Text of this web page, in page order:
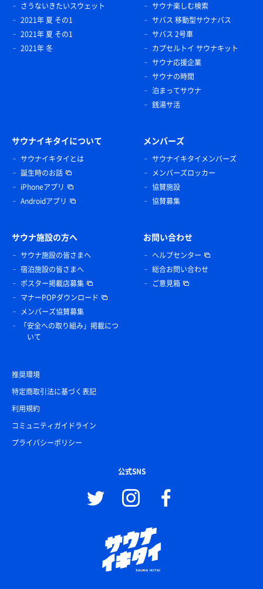
さうないきたいスウェット
2021年 夏 その1
2021年 夏 その1
2021年 冬
サウナ楽しむ検索
サバス 移動型サウナバス
サバス 2号車
カプセルトイ サウナキット
サウナ応援企業
サウナの時間
泊まってサウナ
銭湯サ活
サウナイキタイについて
サウナイキタイとは
誕生時のお話
iPhoneアプリ
Androidアプリ
メンバーズ
サウナイキタイメンバーズ
メンバーズロッカー
協賛施設
協賛募集
サウナ施設の方へ
サウナ施設の皆さまへ
宿泊施設の皆さまへ
ポスター掲載店募集
マナーPOPダウンロード
メンバーズ協賛募集
「安全への取り組み」掲載につ
いて
お問い合わせ
ヘルプセンター
総合お問い合わせ
ご意見箱
推奨環境
特定商取引法に基づく表記
利用規約
コミュニティガイドライン
プライバシーポリシー
公式SNS